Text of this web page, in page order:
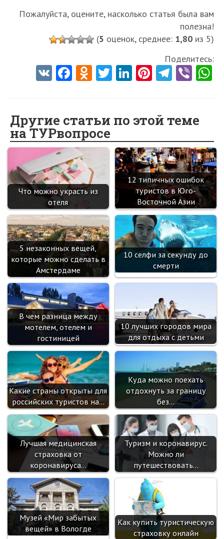
Пожалуйста, оцените, насколько статья была вам
полезна!
(5 оценок, среднее: 1,80 из 5)
Поделитесь:
V Fa
o
o
k
O
o
kl
as
sn
ik
T
er
Li
dI
n
Pi
es
t
Te
a
m
Vi
Другие статьи по этой теме
на ТУРвопросе
Что можно украсть из
отеля
12 типичных ошибок
туристов в Юго-
Восточной Азии
5 незаконных вещей,
которые можно сделать в
Амстердаме
10 селфи за секунду до
смерти
В чем разница между
мотелем, отелем и
гостиницей
10 лучших городов мира
для отдыха с детьми
Какие страны открыты для
российских туристов на…
Куда можно поехать
отдохнуть за границу
без…
Лучшая медицинская
страховка от
коронавируса…
Туризм и коронавирус.
Можно ли
путешествовать…
Музей «Мир забытых
вещей» в Вологде
Как купить туристическую
страховку онлайн